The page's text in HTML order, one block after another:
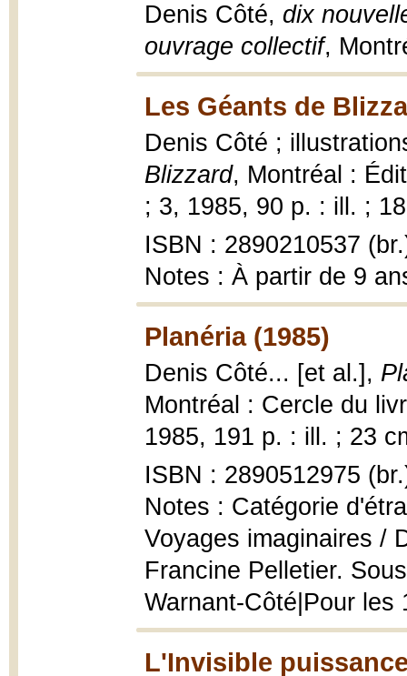
Denis Côté, dix
ouvrage collectif,
Les Géants de
Denis Côté ;
Blizzard, Montréal :
; 3, 1985, 90 p. : ill. ;
ISBN : 2890210537
Notes : À partir de 9
Planéria (1985)
Denis Côté... [et al.],
Montréal : Cercle du
1985, 191 p. : ill. ; 23
ISBN : 2890512975
Notes : Catégorie
Voyages imaginaires /
Francine Pelletier.
Warnant-Côté|Pour les
L'Invisible